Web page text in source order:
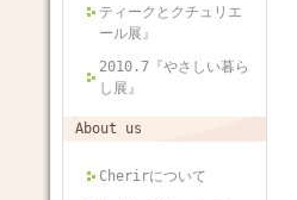
ティークとクチュリエ
ール展』
2010.7『やさしい暮ら
し展』
About us
Cherirについて